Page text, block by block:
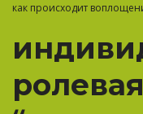
как происходит